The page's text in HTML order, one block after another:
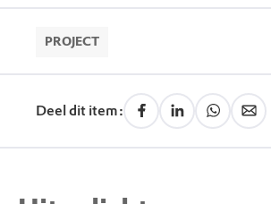
PROJECT
Deel dit item: